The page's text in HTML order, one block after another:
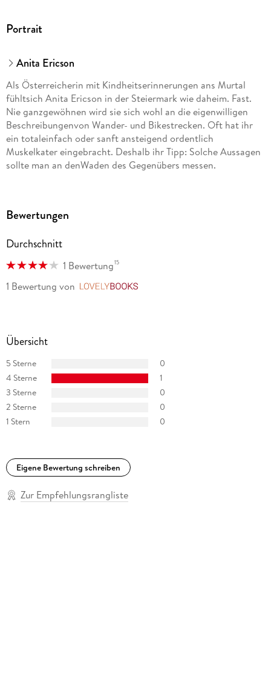
Portrait
Anita Ericson
Als Österreicherin mit Kindheitserinnerungen ans Murtal
fühltsich Anita Ericson in der Steiermark wie daheim. Fast.
Nie ganzgewöhnen wird sie sich wohl an die eigenwilligen
Beschreibungenvon Wander- und Bikestrecken. Oft hat ihr
ein totaleinfach oder sanft ansteigend ordentlich
Muskelkater eingebracht. Deshalb ihr Tipp: Solche Aussagen
sollte man an denWaden des Gegenübers messen.
Bewertungen
Durchschnitt
1 Bewertung15
1 Bewertung von
Übersicht
5 Sterne
0
4 Sterne
1
3 Sterne
0
2 Sterne
0
1 Stern
0
Eigene Bewertung schreiben
Zur Empfehlungsrangliste